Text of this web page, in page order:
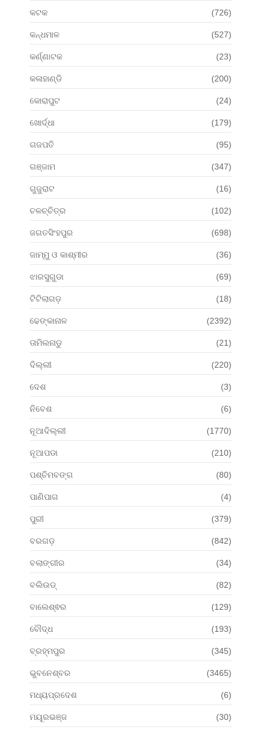
କଟକ (726)
କନ୍ଧମାଳ (527)
କର୍ଣ୍ଣାଟକ (23)
କଳାହାଣ୍ଡି (200)
କୋରାପୁଟ (24)
ଖୋର୍ଦ୍ଧା (179)
ଗଜପତି (95)
ଗଞ୍ଜାମ (347)
ଗୁଜୁରାଟ (16)
ଚଳଚ୍ଚିତ୍ର (102)
ଜଗତସିଂହପୁର (698)
ଜାମ୍ମୁ ଓ କାଶ୍ମୀର (36)
ଝାରସୁଗୁଡା (69)
ଟିଟିଲାଗଡ଼ (18)
ଢେଙ୍କାନାଳ (2392)
ତାମିଲନାଡୁ (21)
ଦିଲ୍ଲୀ (220)
ଦେଶ (3)
ନିବେଶ (6)
ନୂଆଦିଲ୍ଲୀ (1770)
ନୂଆପଡା (210)
ପଶ୍ଚିମବଙ୍ଗ (80)
ପାଣିପାଗ (4)
ପୁରୀ (379)
ବରଗଡ଼ (842)
ବଲାଙ୍ଗୀର (34)
ବଲିଉଡ୍ (82)
ବାଲେଶ୍ଵର (129)
ବୌଦ୍ଧ (193)
ବ୍ରହ୍ମପୁର (345)
ଭୁବନେଶ୍ବର (3465)
ମଧ୍ୟପ୍ରଦେଶ (6)
ମୟୂରଭଞ୍ଜ (30)